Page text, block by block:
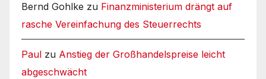
Bernd Gohlke zu Finanzministerium drängt auf
rasche Vereinfachung des Steuerrechts
Paul zu Anstieg der Großhandelspreise leicht
abgeschwächt